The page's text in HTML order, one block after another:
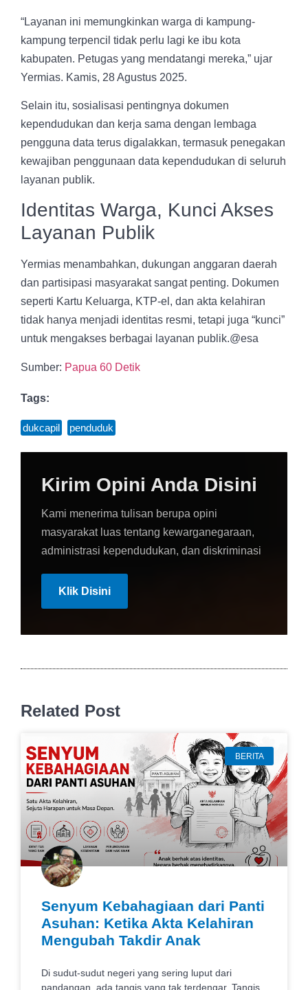
“Layanan ini memungkinkan warga di kampung-
kampung terpencil tidak perlu lagi ke ibu kota
kabupaten. Petugas yang mendatangi mereka,” ujar
Yermias. Kamis, 28 Agustus 2025.
Selain itu, sosialisasi pentingnya dokumen
kependudukan dan kerja sama dengan lembaga
pengguna data terus digalakkan, termasuk penegakan
kewajiban penggunaan data kependudukan di seluruh
layanan publik.
Identitas Warga, Kunci Akses
Layanan Publik
Yermias menambahkan, dukungan anggaran daerah
dan partisipasi masyarakat sangat penting. Dokumen
seperti Kartu Keluarga, KTP-el, dan akta kelahiran
tidak hanya menjadi identitas resmi, tetapi juga “kunci”
untuk mengakses berbagai layanan publik.@esa
Sumber: Papua 60 Detik
Tags:
dukcapil penduduk
Kirim Opini Anda Disini
Kami menerima tulisan berupa opini
masyarakat luas tentang kewarganegaraan,
administrasi kependudukan, dan diskriminasi
Klik Disini
Related Post
BERITA
Senyum Kebahagiaan dari Panti
Asuhan: Ketika Akta Kelahiran
Mengubah Takdir Anak
Di sudut-sudut negeri yang sering luput dari
pandangan, ada tangis yang tak terdengar. Tangis